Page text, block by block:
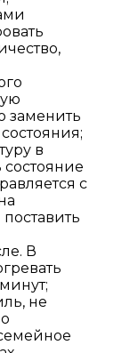
заменить
в
состояние
с
В
не